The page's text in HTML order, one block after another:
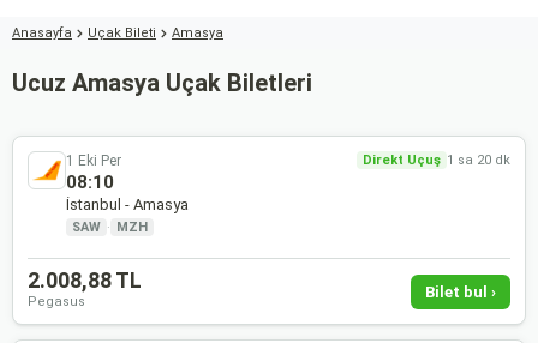
Anasayfa Uçak Bileti Amasya
Ucuz Amasya Uçak Biletleri
1 Eki Per Direkt Uçuş 1 sa 20 dk
08:10
İstanbul - Amasya
SAW · MZH
2.008,88 TL
Pegasus
Bilet bul ›